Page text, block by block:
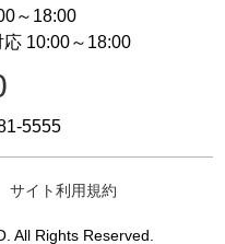
～18:00
応 10:00～18:00
5555
サイト利用規約
All Rights Reserved.